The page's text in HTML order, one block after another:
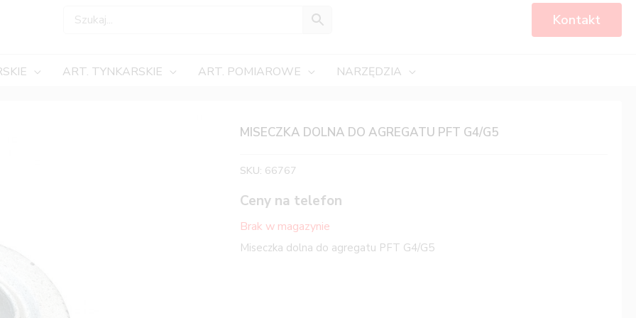
Kontakt
ART. TYNKARSKIE ART. POMIAROWE NARZĘDZIA
MISECZKA DOLNA DO AGREGATU PFT G4/G5
SKU: 66767
Ceny na telefon
Brak w magazynie
Miseczka dolna do agregatu PFT G4/G5